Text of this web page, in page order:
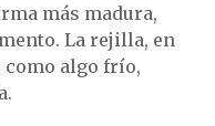
más madura,
La rejilla, en
como algo frío,